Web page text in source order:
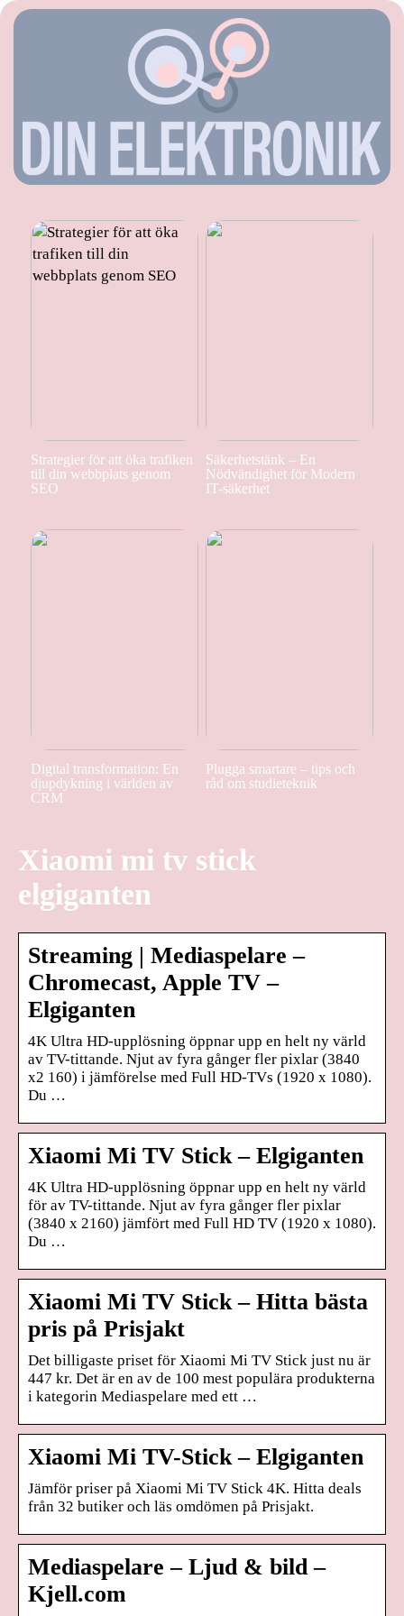
Strategier för att öka trafiken
till din webbplats genom
SEO
Säkerhetstänk – En
Nödvändighet för Modern
IT-säkerhet
Digital transformation: En
djupdykning i världen av
CRM
Plugga smartare – tips och
råd om studieteknik
Xiaomi mi tv stick
elgiganten
Streaming | Mediaspelare –
Chromecast, Apple TV –
Elgiganten
4K Ultra HD-upplösning öppnar upp en helt ny värld
av TV-tittande. Njut av fyra gånger fler pixlar (3840
x2 160) i jämförelse med Full HD-TVs (1920 x 1080).
Du …
Xiaomi Mi TV Stick – Elgiganten
4K Ultra HD-upplösning öppnar upp en helt ny värld
för av TV-tittande. Njut av fyra gånger fler pixlar
(3840 x 2160) jämfört med Full HD TV (1920 x 1080).
Du …
Xiaomi Mi TV Stick – Hitta bästa
pris på Prisjakt
Det billigaste priset för Xiaomi Mi TV Stick just nu är
447 kr. Det är en av de 100 mest populära produkterna
i kategorin Mediaspelare med ett …
Xiaomi Mi TV-Stick – Elgiganten
Jämför priser på Xiaomi Mi TV Stick 4K. Hitta deals
från 32 butiker och läs omdömen på Prisjakt.
Mediaspelare – Ljud & bild –
Kjell.com